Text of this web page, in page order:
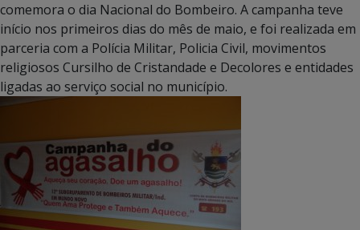
comemora o dia Nacional do Bombeiro. A campanha teve
início nos primeiros dias do mês de maio, e foi realizada em
parceria com a Polícia Militar, Policia Civil, movimentos
religiosos Cursilho de Cristandade e Decolores e entidades
ligadas ao serviço social no município.